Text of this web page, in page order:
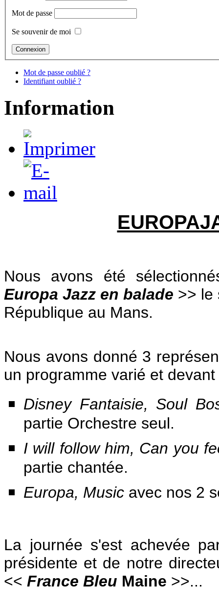
Mot de passe
Se souvenir de moi
Mot de passe oublié ?
Identifiant oublié ?
Information
Nous avons été
Europa Jazz en balade >> le
République au Mans.
Nous avons donné 3
un programme varié et
Disney Fantaisie, Soul
partie Orchestre seul.
I will follow him, Can you
partie chantée.
Europa, Music avec nos 2
La journée s'est achevée
présidente et de notre
<< France Bleu Maine >>...